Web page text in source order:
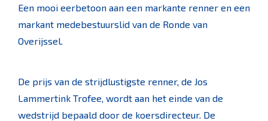
Een mooi eerbetoon aan een markante renner en een
markant medebestuurslid van de Ronde van
Overijssel.
De prijs van de strijdlustigste renner, de Jos
Lammertink Trofee, wordt aan het einde van de
wedstrijd bepaald door de koersdirecteur. De